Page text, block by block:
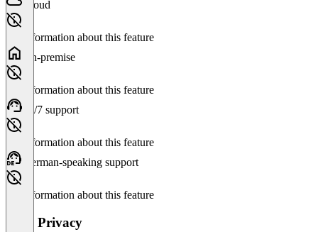
Cloud
No information about this feature
On-premise
No information about this feature
24/7 support
No information about this feature
German-speaking support
No information about this feature
Data Privacy